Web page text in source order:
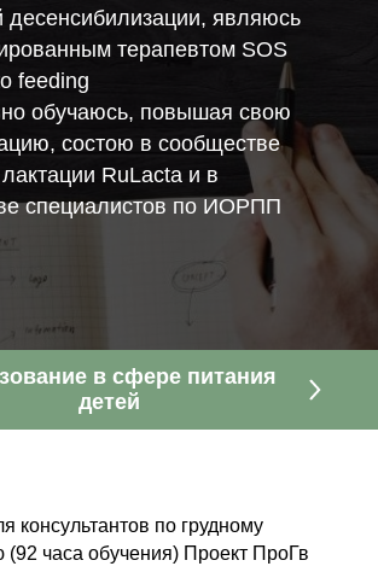
десенсибилизации, являюсь
терапевтом SOS
feeding
обучаюсь, повышая свою
состою в сообществе
RuLacta и в
специалистов по ИОРПП
в сфере питания
детей
консультантов по грудному
(92 часа обучения) Проект ПроГв